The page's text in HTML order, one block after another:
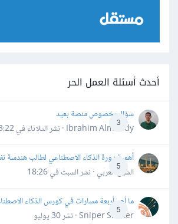
أحدث أسئلة العمل الحر
3
سؤال بخصوص منصة بعيد
Ibrahim Almahdy · نشر
الثلاثاء في 23:22
5
أهمية دورة الذكاء الاصطناعي لطالب هندسة
الشيخ العربي · نشرالسبت في 18:26
5
ما أهم أربعة مسارات في كورس الذكاء
Sniper Shaker · نشر
30 يوليو